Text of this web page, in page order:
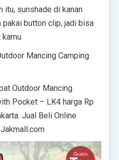
itu, sunshade di kanan
pakai button clip, jadi bisa
Mancing Camping
Outdoor Mancing
Pocket – LK4 harga Rp
Jual Beli Online